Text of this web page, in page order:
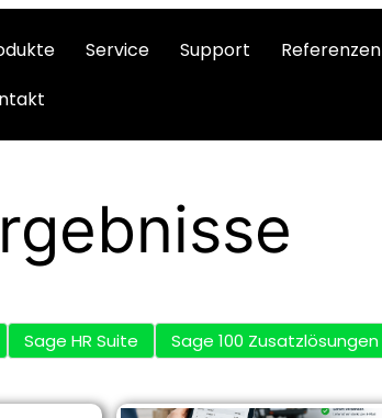
Service Support Referenzen
Sage HR Suite Sage 100 Zusatzlösungen